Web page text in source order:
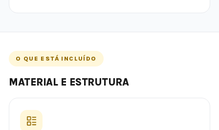
O QUE ESTÁ INCLUÍDO
MATERIAL E ESTRUTURA